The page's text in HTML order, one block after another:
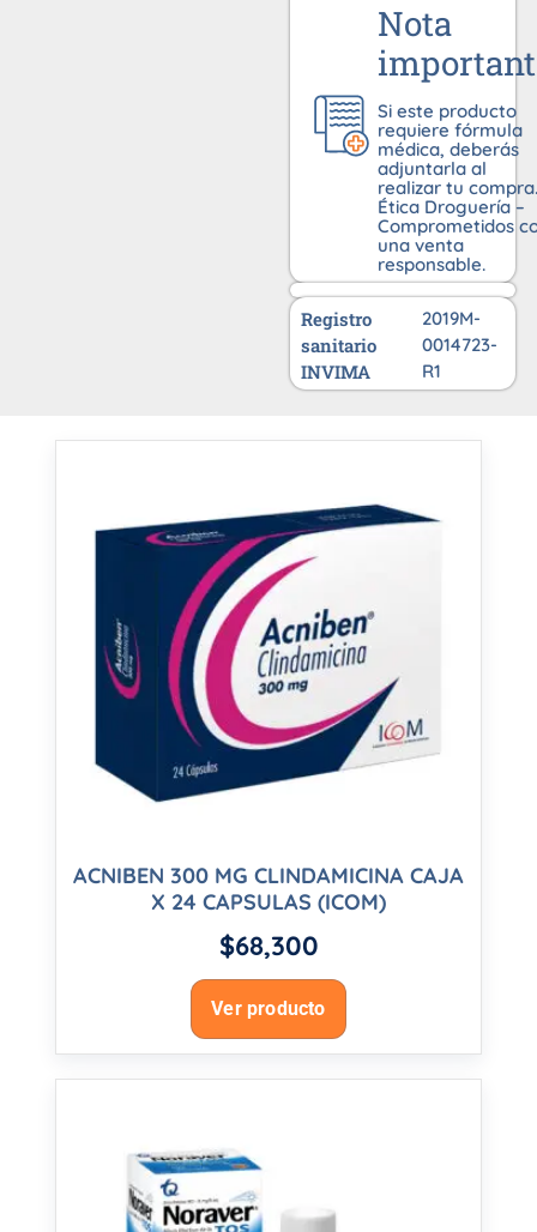
Nota
Si este producto
requiere fórmula
médica, deberás
adjuntarla al
realizar tu compra.
Ética Droguería –
Comprometidos
una venta
responsable.
Registro
sanitario
INVIMA
2019M-
0014723-
R1
ACNIBEN 300 MG CLINDAMICINA CAJA
X 24 CAPSULAS (ICOM)
$68,300
Ver producto